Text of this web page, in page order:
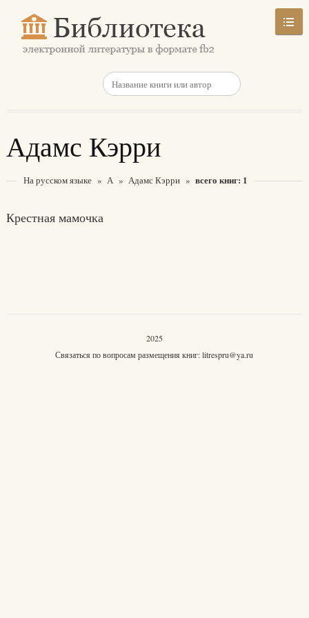
Адамс Кэрри
На русском языке » А » Адамс Кэрри » всего книг: 1
Крестная мамочка
2025
Связаться по вопросам размещения книг:litrespru@ya.ru